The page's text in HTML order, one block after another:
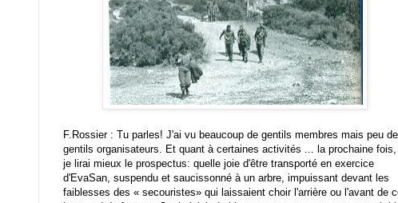
F.Rossier : Tu parles! J'ai vu beaucoup de gentils membres mais peu de
gentils organisateurs. Et quant à certaines activités ... la prochaine fois,
je lirai mieux le prospectus: quelle joie d'être transporté en exercice
d'EvaSan, suspendu et saucissonné à un arbre, impuissant devant les
faiblesses des « secouristes» qui laissaient choir l'arrière ou l'avant de